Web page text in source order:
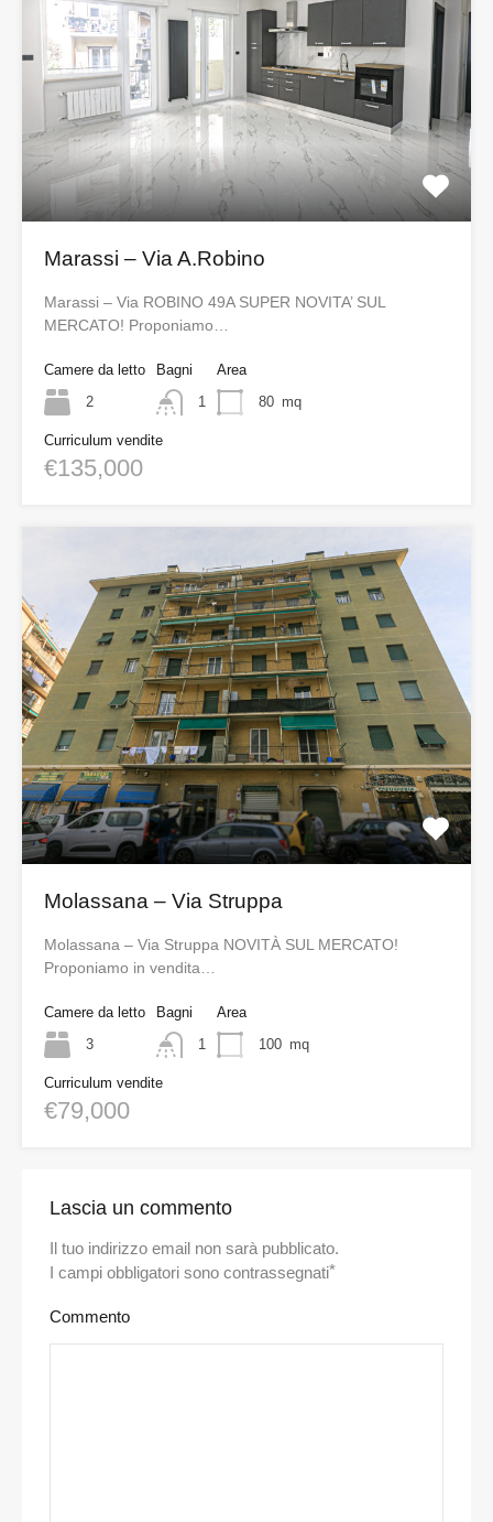
Marassi – Via A.Robino
Marassi – Via ROBINO 49A SUPER NOVITA’ SUL
MERCATO! Proponiamo…
Camere da letto
2
Bagni
1
Area
80 mq
Curriculum vendite
€135,000
Molassana – Via Struppa
Molassana – Via Struppa NOVITÀ SUL MERCATO!
Proponiamo in vendita…
Camere da letto
3
Bagni
1
Area
100 mq
Curriculum vendite
€79,000
Lascia un commento
Il tuo indirizzo email non sarà pubblicato.
I campi obbligatori sono contrassegnati*
Commento